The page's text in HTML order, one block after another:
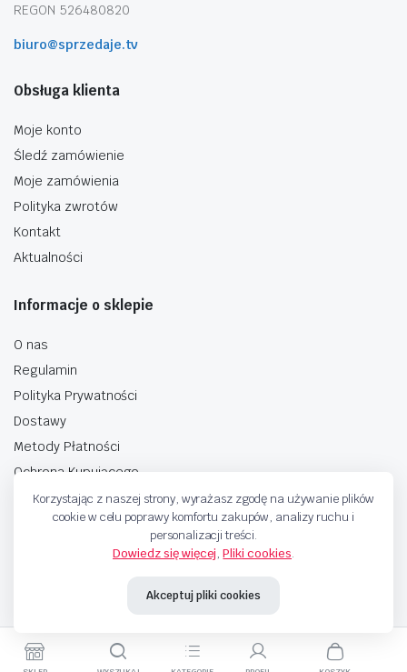
REGON 526480820
biuro@sprzedaje.tv
Obsługa klienta
Moje konto
Śledź zamówienie
Moje zamówienia
Polityka zwrotów
Kontakt
Aktualności
Informacje o sklepie
O nas
Regulamin
Polityka Prywatności
Dostawy
Metody Płatności
Ochrona Kupującego
Metody Płatnosci
Korzystając z naszej strony, wyrażasz zgodę na używanie plików
cookie w celu poprawy komfortu zakupów, analizy ruchu i
personalizacji treści.
Dowiedz się więcej,Pliki cookies.
Akceptuj pliki cookies